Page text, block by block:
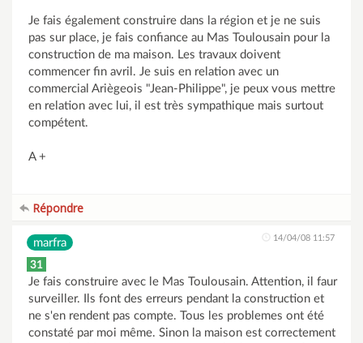
Je fais également construire dans la région et je ne suis
pas sur place, je fais confiance au Mas Toulousain pour la
construction de ma maison. Les travaux doivent
commencer fin avril. Je suis en relation avec un
commercial Ariègeois "Jean-Philippe", je peux vous mettre
en relation avec lui, il est très sympathique mais surtout
compétent.
A +
Répondre
marfra 14/04/08 11:57
31
Je fais construire avec le Mas Toulousain. Attention, il faur
surveiller. Ils font des erreurs pendant la construction et
ne s'en rendent pas compte. Tous les problemes ont été
constaté par moi même. Sinon la maison est correctement